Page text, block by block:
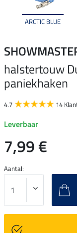
ARCTIC BLUE
halstertouw
paniekhaken
4.7 14
Leverbaar
7,99 €
Aantal: